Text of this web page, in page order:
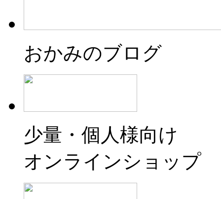
おかみのブログ
少量・個人様向け
オンラインショップ